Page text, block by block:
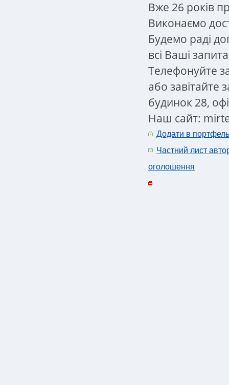
Вже 26 років
Виконаємо
Будемо раді
всі Ваші
Телефонуйте
або завітайте
будинок 28,
Наш сайт:
Додати в портфель
Частний лист
оголошення